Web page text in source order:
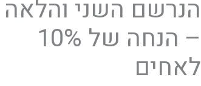
הנרשם השני והלאה
– הנחה של 10%
לאחים